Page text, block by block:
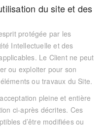
du site et des
protégée par les
Intellectuelle et des
Le Client ne peut
ou exploiter pour son
ou travaux du Site.
pleine et entière
ci-après décrites. Ces
d’être modifiées ou